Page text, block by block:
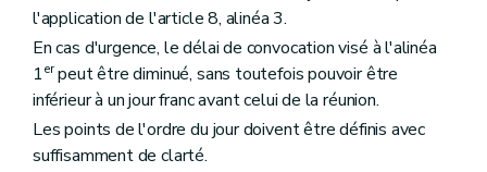
l'application de l'article 8, alinéa 3.
En cas d'urgence, le délai de convocation visé à l'alinéa
1erpeut être diminué, sans toutefois pouvoir être
inférieur à un jour franc avant celui de la réunion.
Les points de l'ordre du jour doivent être définis avec
suffisamment de clarté.